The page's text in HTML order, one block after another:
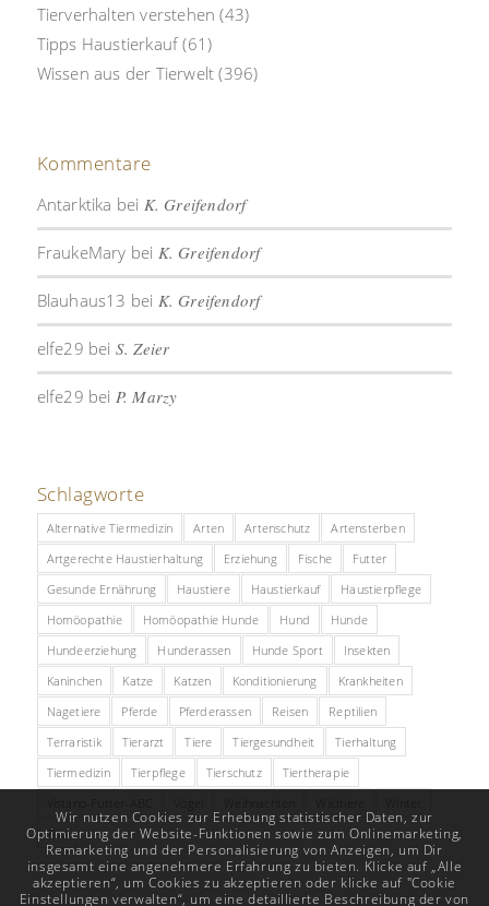
Tierverhalten verstehen (43)
Tipps Haustierkauf (61)
Wissen aus der Tierwelt (396)
Kommentare
Antarktika bei K. Greifendorf
FraukeMary bei K. Greifendorf
Blauhaus13 bei K. Greifendorf
elfe29 bei S. Zeier
elfe29 bei P. Marzy
Schlagworte
Alternative Tiermedizin Arten Artenschutz
Artensterben
Artgerechte Haustierhaltung
Erziehung Fische
Futter
Gesunde Ernährung
Haustiere Haustierkauf
Haustierpflege
Homöopathie
Homöopathie Hunde Hund
Hunde
Hundeerziehung
Hunderassen Hunde Sport
Insekten
Kaninchen
Katze Katzen Konditionierung
Krankheiten
Nagetiere
Pferde Pferderassen Reisen
Reptilien
Terraristik
Tierarzt Tiere Tiergesundheit
Tierhaltung
Tiermedizin
Tierpflege Tierschutz
Tiertherapie
Zoo
Wir nutzen Cookies zur Erhebung statistischer Daten, zur
Optimierung der Website-Funktionen sowie zum Onlinemarketing,
Remarketing und der Personalisierung von Anzeigen, um Dir
insgesamt eine angenehmere Erfahrung zu bieten. Klicke auf „Alle
akzeptieren“, um Cookies zu akzeptieren oder klicke auf "Cookie
Einstellungen verwalten“, um eine detaillierte Beschreibung der von